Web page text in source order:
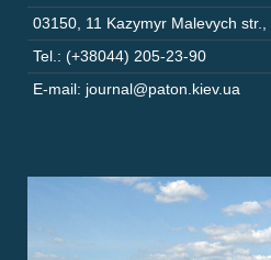
03150 11 Kazymyr Malevych str.
Tel.: (+38044) 205-23-90
E-mail: journal@paton.kiev.ua